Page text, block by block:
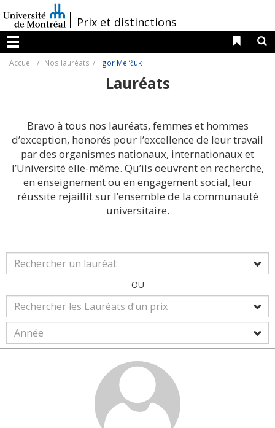
au
contenu
/Prix et distinctions
Menu
Liens
Accueil Nos lauréats Igor Mel’čuk
Lauréats
Bravo à tous nos lauréats, femmes et hommes
d’exception, honorés pour l’excellence de leur travail
par des organismes nationaux, internationaux et
l’Université elle-même. Qu’ils oeuvrent en recherche,
en enseignement ou en engagement social, leur
réussite rejaillit sur l’ensemble de la communauté
universitaire.
OU